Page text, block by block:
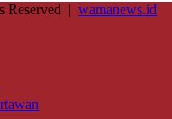
Reserved | wamanews.id